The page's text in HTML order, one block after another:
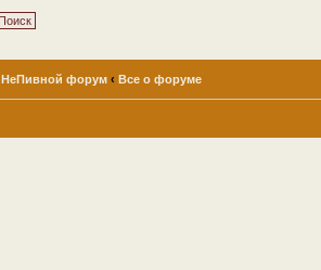
НеПивной форум ‹ Все о форуме